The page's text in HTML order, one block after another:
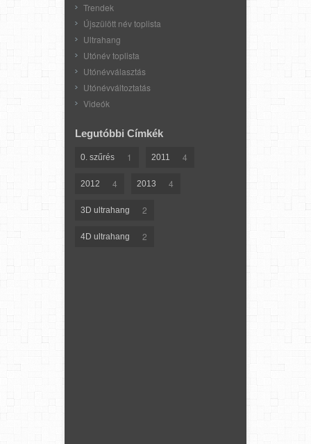
Trendek
Újszülött név toplista
Ultrahang
Utónév toplista
Utónévválasztás
Utónévváltoztatás
Videók
Legutóbbi Címkék
0. szűrés 1 2011 4
2012 4 2013 4
3D ultrahang 2
4D ultrahang 2